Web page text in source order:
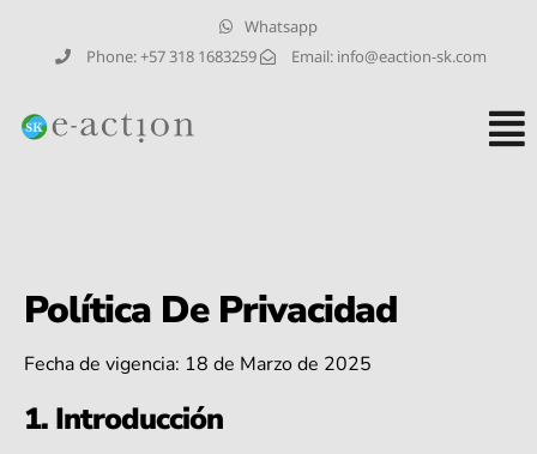
Whatsapp
Phone: +57 318 1683259
Email: info@eaction-sk.com
Política De Privacidad
Fecha de vigencia: 18 de Marzo de 2025
1. Introducción